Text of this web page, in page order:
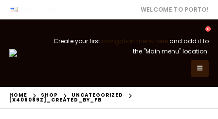
WELCOME TO PORTO!
0
Create your first navigation menu hereand add it to
the "Main menu" location.
HOME SHOP UNCATEGORIZED
[X406089Z]_CREATED_BY_FB